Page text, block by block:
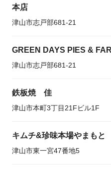
本店
津山市志戸部681-21
GREEN DAYS PIES &
津山市志戸部681-21
鉄板焼 佳
津山市本町3丁目21Fビル1F
キムチ&珍味本場やまもと
津山市東一宮47番地5